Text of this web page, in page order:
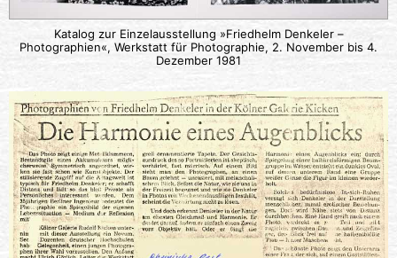
Katalog zur Einzelausstellung »Friedhelm Denkeler –
Photographien«, Werkstatt für Photographie, 2. November bis 4.
Dezember 1981